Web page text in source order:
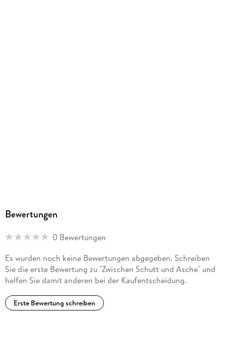
Bewertungen
0 Bewertungen
Es wurden noch keine Bewertungen abgegeben. Schreiben
Sie die erste Bewertung zu "Zwischen Schutt und Asche" und
helfen Sie damit anderen bei der Kaufentscheidung.
Erste Bewertung schreiben